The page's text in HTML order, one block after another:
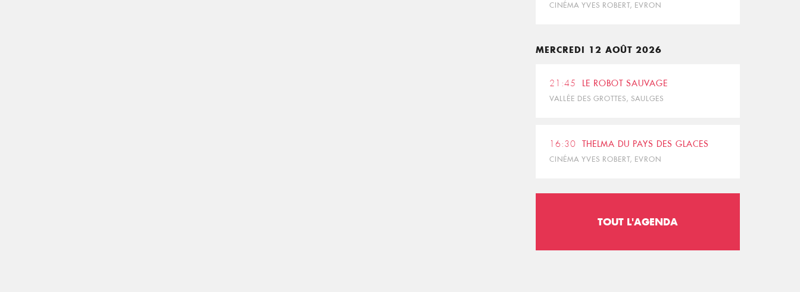
CINÉMA YVES ROBERT, EVRON
MERCREDI 12 AOÛT 2026
21:45 LE ROBOT SAUVAGE
VALLÉE DES GROTTES, SAULGES
16:30 THELMA DU PAYS DES GLACES
CINÉMA YVES ROBERT, EVRON
TOUT L'AGENDA